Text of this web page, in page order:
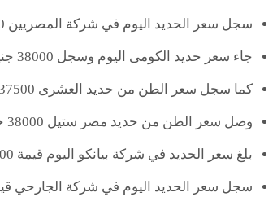
سجل سعر الحديد اليوم في شركة المصريين 41000 جنيه للطن
جاء سعر حديد الكومى اليوم وسجل 38000 جنيه للطن.
كما سجل سعر الطن من حديد العشرى 37500 جنيه .
وصل سعر الطن من حديد مصر ستيل 38000 جنيه.
بلغ سعر الحديد في شركة بيانكو اليوم قيمة 38000 جنيه للطن.
سجل سعر الحديد اليوم في شركة الجارحي قيمة 39000 جنيه